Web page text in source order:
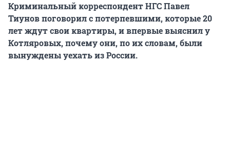
Криминальный корреспондент НГС Павел
Тиунов поговорил с потерпевшими, которые 20
лет ждут свои квартиры, и впервые выяснил у
Котляровых, почему они, по их словам, были
вынуждены уехать из России.